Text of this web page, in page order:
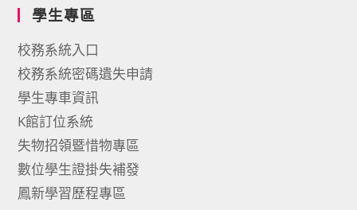
學生專區
校務系統入口
校務系統密碼遺失申請
學生專車資訊
K館訂位系統
失物招領暨惜物專區
數位學生證掛失補發
鳳新學習歷程專區